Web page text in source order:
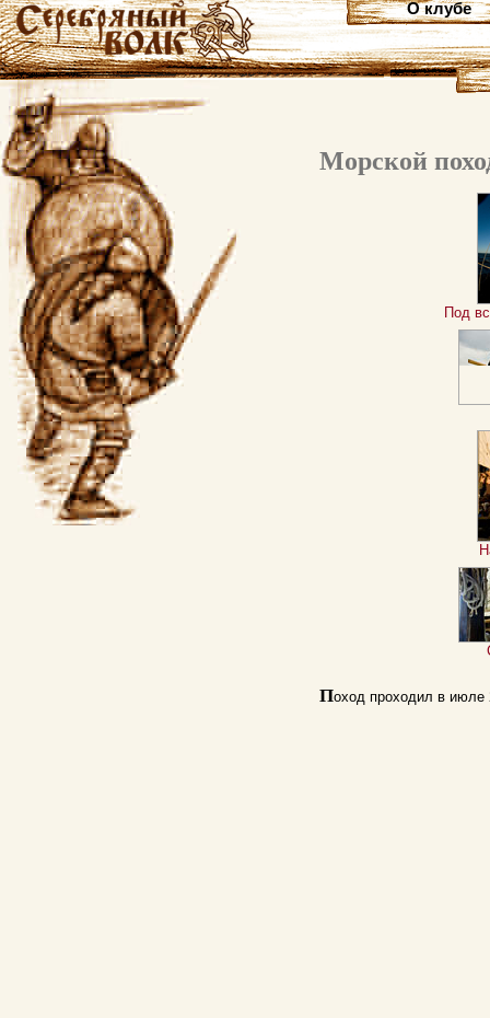
О клубе
Морской
Под
Поход проходил в июле